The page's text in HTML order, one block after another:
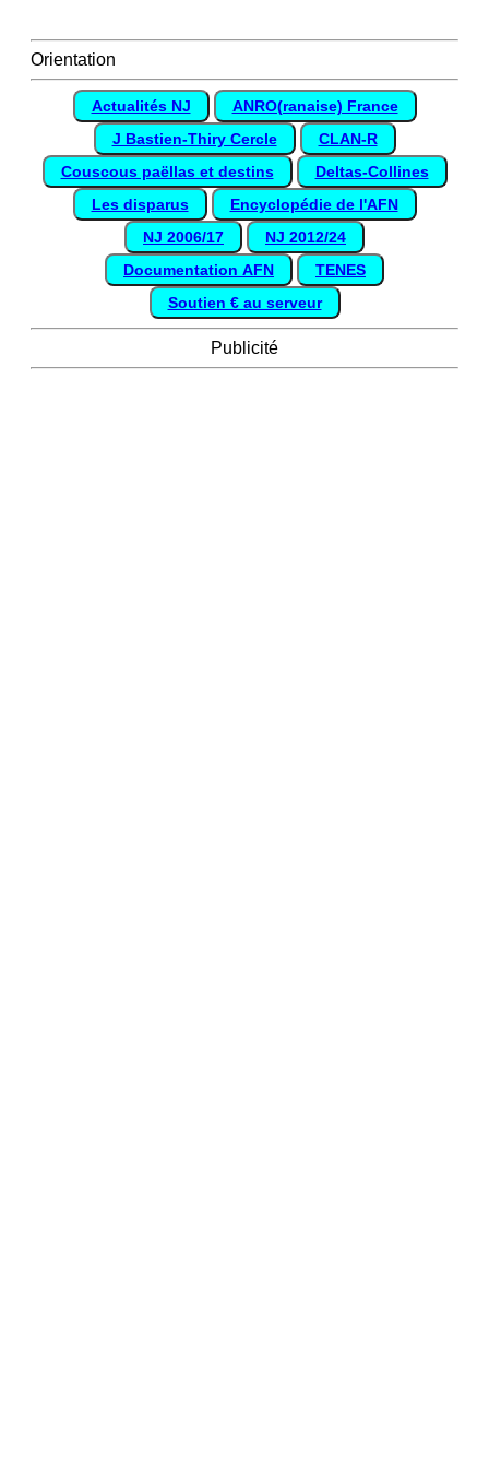
Orientation
Actualités NJ
ANRO(ranaise) France
J Bastien-Thiry Cercle
CLAN-R
Couscous paëllas et destins
Deltas-Collines
Les disparus
Encyclopédie de l'AFN
NJ 2006/17
NJ 2012/24
Documentation AFN
TENES
Soutien € au serveur
Publicité